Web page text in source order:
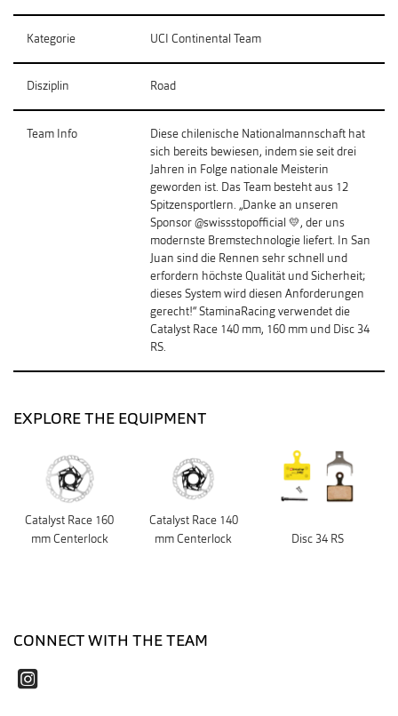
Kategorie UCI Continental Team
Disziplin Road
Team Info
Diese chilenische Nationalmannschaft hat
sich bereits bewiesen, indem sie seit drei
Jahren in Folge nationale Meisterin
geworden ist. Das Team besteht aus 12
Spitzensportlern. „Danke an unseren
Sponsor @swissstopofficial 💛, der uns
modernste Bremstechnologie liefert. In San
Juan sind die Rennen sehr schnell und
erfordern höchste Qualität und Sicherheit;
dieses System wird diesen Anforderungen
gerecht!“ StaminaRacing verwendet die
Catalyst Race 140 mm, 160 mm und Disc 34
RS.
EXPLORE THE EQUIPMENT
Catalyst Race 160
mm Centerlock
Catalyst Race 140
mm Centerlock
Disc 34 RS
CONNECT WITH THE TEAM